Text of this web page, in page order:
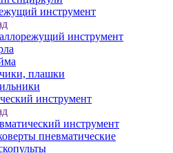
инструмент
инструмент
плашки
инструмент
инструмент
пневматические